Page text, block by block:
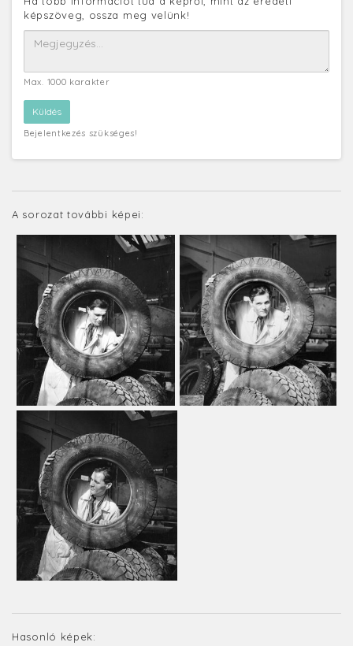
képszöveg, ossza meg velünk!
Max. 1000 karakter
Bejelentkezés szükséges!
A sorozat további képei:
Hasonló képek: